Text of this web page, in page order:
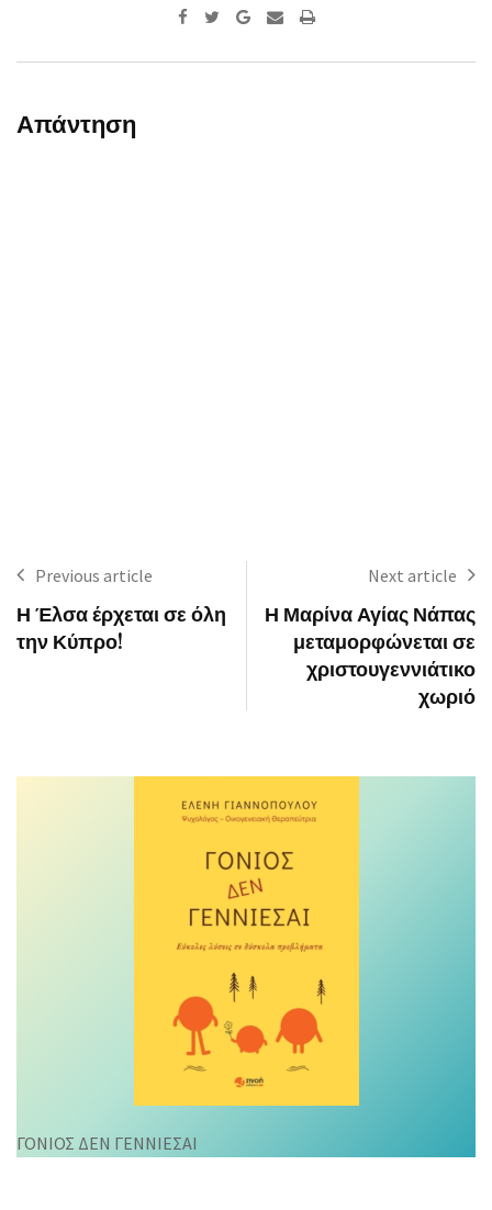
Google+
SharePrint
Απάντηση
Previous article
Η Έλσα έρχεται σε όλη
την Κύπρο!
Next article
Η Μαρίνα Αγίας Νάπας
μεταμορφώνεται σε
χριστουγεννιάτικο
χωριό
ΓΟΝΙΟΣ ΔΕΝ ΓΕΝΝΙΕΣΑΙ